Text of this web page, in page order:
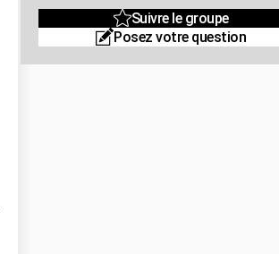
Suivre le groupe
Posez votre question